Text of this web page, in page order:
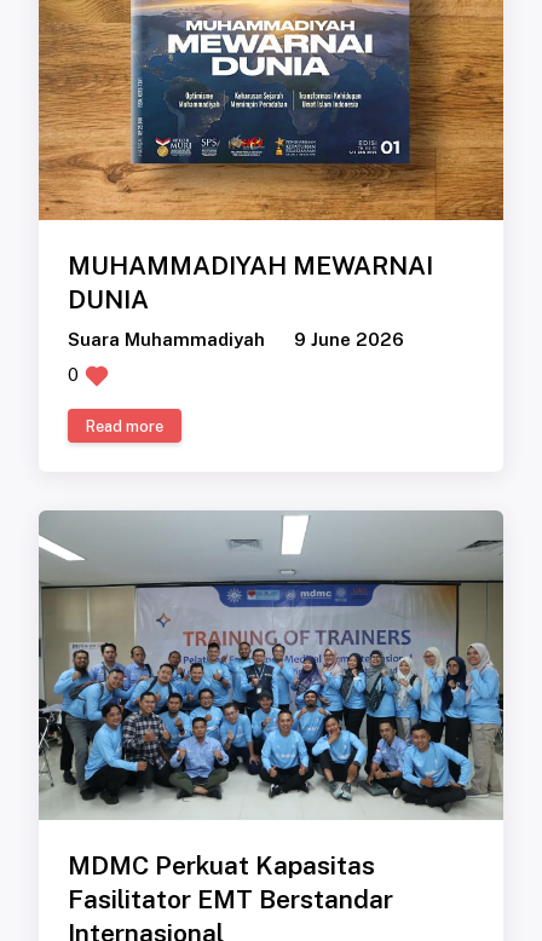
MUHAMMADIYAH MEWARNAI
DUNIA
Suara Muhammadiyah
9 June 2026
0
Read more
MDMC Perkuat Kapasitas
Fasilitator EMT Berstandar
Internasional